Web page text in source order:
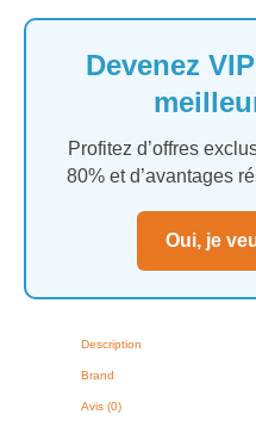
Devenez
Profitez d’offres
80% et d’avantages
Oui, je
Description
Brand
Avis (0)